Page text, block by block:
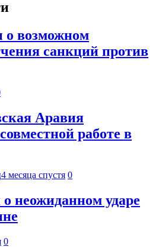
возможном
санкций против
Аравия
работе в
4 месяца спустя 0
неожиданном ударе
0